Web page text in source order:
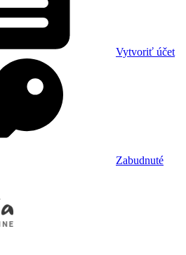
Vytvoriť účet
Zabudnuté